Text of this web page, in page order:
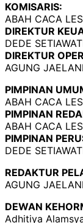
KOMISARIS:
ABAH CACA
DIREKTUR
DEDE
DIREKTUR
AGUNG
PIMPINAN
ABAH CACA
PIMPINAN
ABAH CACA
PIMPINAN
DEDE
REDAKTUR
AGUNG
DEWAN
Adhitiya